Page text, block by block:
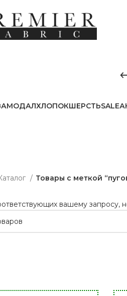
МОДАЛХЛОПОКШЕРСТЬSALE
Товары с меткой
вашему запросу,